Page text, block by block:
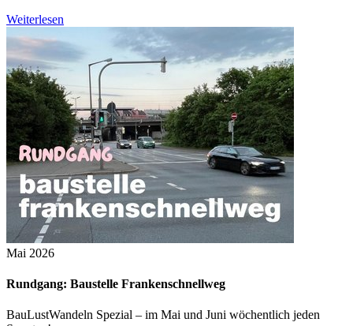
Weiterlesen
Mai 2026
Rundgang: Baustelle Frankenschnellweg
BauLustWandeln Spezial – im Mai und Juni wöchentlich jeden